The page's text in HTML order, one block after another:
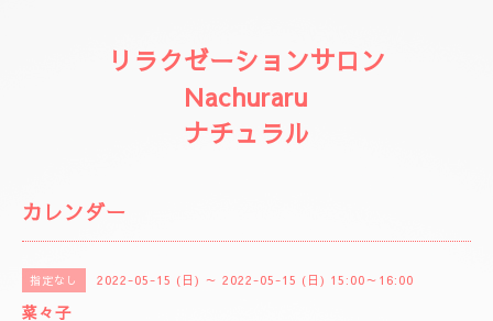
リラクゼーションサロン
Nachuraru
ナチュラル
カレンダー
指定なし 2022-05-15 (日) ～ 2022-05-15 (日) 15:00～16:00
菜々子